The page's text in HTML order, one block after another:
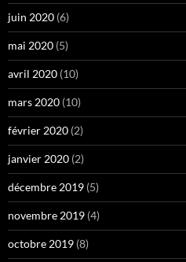
juin 2020 (6)
mai 2020 (5)
avril 2020 (10)
mars 2020 (10)
février 2020 (2)
janvier 2020 (2)
décembre 2019 (5)
novembre 2019 (4)
octobre 2019 (8)